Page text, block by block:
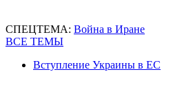
СПЕЦТЕМА: Война в Иране
ВСЕ ТЕМЫ
Вступление Украины в ЕС